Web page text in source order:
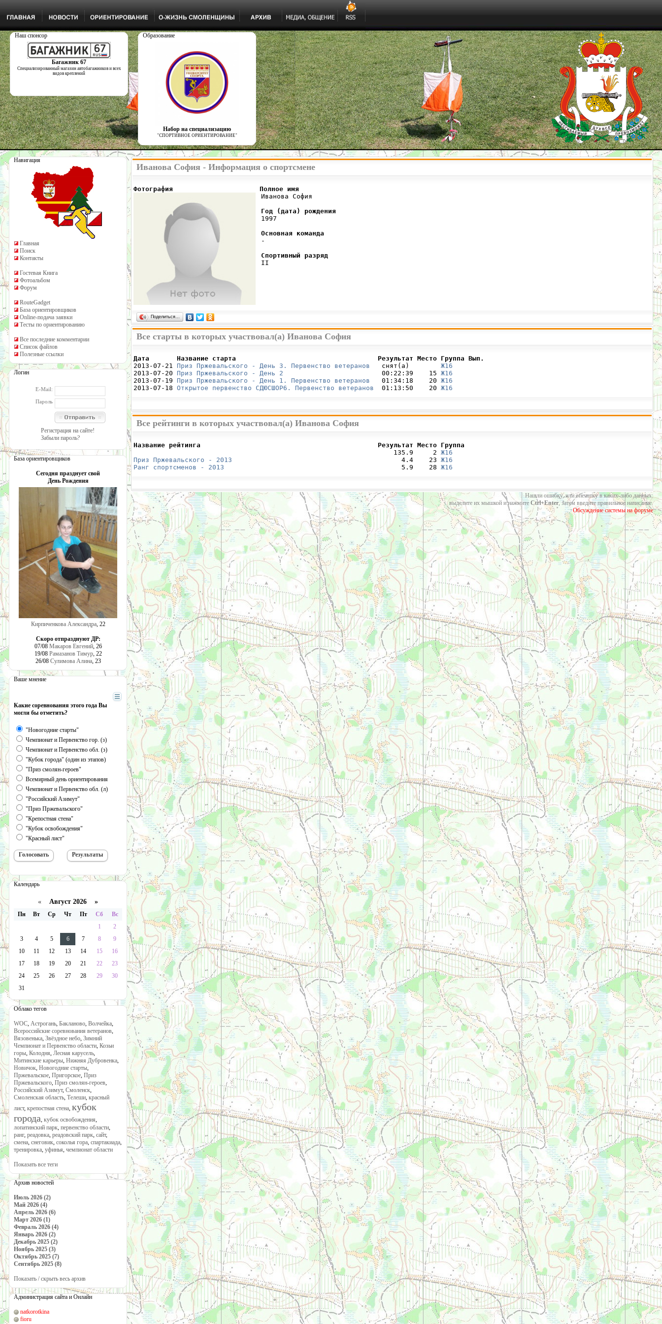
Наш спонсор
Багажник 67
Специализированный магазин автобагажников и всех
видов креплений
Образование
Набор на специализацию
"СПОРТИВНОЕ ОРИЕНТИРОВАНИЕ"
Навигация
Главная
Поиск
Контакты
Гостевая Книга
Фотоальбом
Форум
RouteGadget
База ориентировщиков
Online-подача заявки
Тесты по ориентированию
Все последние комментарии
Список файлов
Полезные ссылки
Логин
E-Mail:
Пароль
Регистрация на сайте!
Забыли пароль?
База ориентировщиков
Сегодня празднует свой
День Рождения
Кирпиченкова Александра, 22
Скоро отпразднуют ДР:
07/08 Макаров Евгений, 26
19/08 Рамазанов Тимур, 22
26/08 Сулимова Алина, 23
Ваше мнение
Какие соревнования этого года Вы
могли бы отметить?
"Новогодние старты"
Чемпионат и Первенство гор. (з)
Чемпионат и Первенство обл. (з)
"Кубок города" (один из этапов)
"Приз смолян-героев"
Всемирный день ориентирования
Чемпионат и Первенство обл. (л)
"Российский Азимут"
"Приз Пржевальского"
"Крепостная стена"
"Кубок освобождения"
"Красный лист"
Календарь
« Август 2026 »
Пн Вт Ср Чт Пт Сб
Вс
1
2
3
4 5 6 7 8
9
10
11 12 13 14 15
16
17
18 19 20 21 22
23
24
25 26 27 28 29
30
31
Облако тегов
WOC, Астрогань, Бакланово, Волчейка,
Всероссийские соревнования ветеранов,
Вязовенька, Звёздное небо, Зимний
Чемпионат и Первенство области, Козьи
горы, Колодня, Лесная карусель,
Митинские карьеры, Нижняя Дубровенка,
Новичок, Новогодние старты,
Пржевальское, Пригорское, Приз
Пржевальского, Приз смолян-героев,
Российский Азимут, Смоленск,
Смоленская область, Телеши, красный
лист, крепостная стена, кубок
города, кубок освобождения,
лопатинский парк, первенство области,
ранг, реадовка, реадовский парк, сайт,
смена, снеговик, соколья гора, спартакиада,
тренировка, уфинья, чемпионат области
Показать все теги
Архив новостей
Июль 2026 (2)
Май 2026 (4)
Апрель 2026 (6)
Март 2026 (1)
Февраль 2026 (4)
Январь 2026 (2)
Декабрь 2025 (2)
Ноябрь 2025 (3)
Октябрь 2025 (7)
Сентябрь 2025 (8)
Показать / скрыть весь архив
Администрация сайта и Онлайн
natkorotkina
fioru
Иванова София - Информация о спортсмене
Фотография                      Полное имя
Иванова София
Год (дата) рождения
1997
Основная команда
-
Спортивный разряд
II
Поделиться…
Все старты в которых участвовал(а) Иванова София
Дата       Название старта                                    Результат Место Группа Вып.
2013-07-21 Приз Пржевальского - День 3. Первенство ветеранов
   снят(а)
Ж16
2013-07-20 Приз Пржевальского - День 2
                         00:22:39    15
Ж16
2013-07-19 Приз Пржевальского - День 1. Первенство ветеранов
   01:34:18    20
Ж16
2013-07-18 Открытое первенство СДЮСШОР6. Первенство ветеранов
  01:13:50    20
Ж16
Все рейтинги в которых участвовал(а) Иванова София
Название рейтинга                                             Результат Место Группа
                                                                  135.9     2
Ж16
Приз Пржевальского - 2013
                                           4.4    23
Ж16
Ранг спортсменов - 2013
                                             5.9    28
Ж16
Нашли ошибку, или опечатку в каких-либо данных:
выделите их мышкой и нажмите Ctrl+Enter, затем введите правильное написание.
Обсуждение системы на форуме